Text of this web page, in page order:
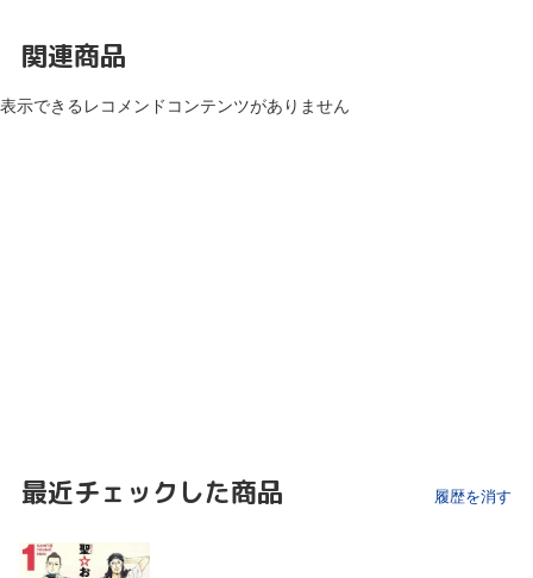
関連商品
表示できるレコメンドコンテンツがありません
最近チェックした商品 履歴を消す